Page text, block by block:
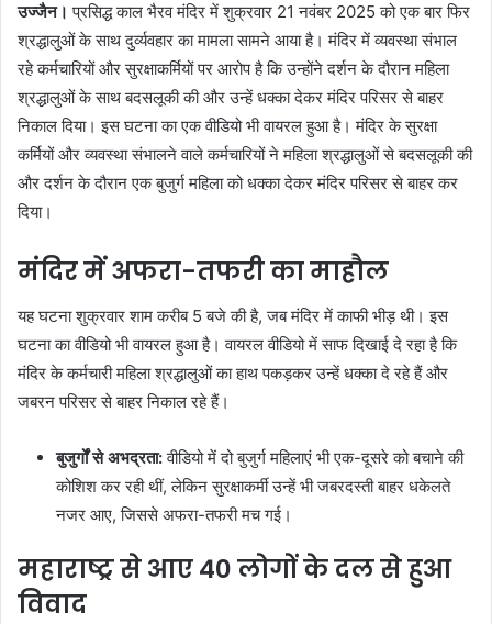
उज्जैन। प्रसिद्ध काल भैरव मंदिर में शुक्रवार 21 नवंबर 2025 को एक बार फिर
श्रद्धालुओं के साथ दुर्व्यवहार का मामला सामने आया है। मंदिर में व्यवस्था संभाल
रहे कर्मचारियों और सुरक्षाकर्मियों पर आरोप है कि उन्होंने दर्शन के दौरान महिला
श्रद्धालुओं के साथ बदसलूकी की और उन्हें धक्का देकर मंदिर परिसर से बाहर
निकाल दिया। इस घटना का एक वीडियो भी वायरल हुआ है। मंदिर के सुरक्षा
कर्मियों और व्यवस्था संभालने वाले कर्मचारियों ने महिला श्रद्धालुओं से बदसलूकी की
और दर्शन के दौरान एक बुजुर्ग महिला को धक्का देकर मंदिर परिसर से बाहर कर
दिया।
मंदिर में अफरा-तफरी का माहौल
यह घटना शुक्रवार शाम करीब 5 बजे की है, जब मंदिर में काफी भीड़ थी। इस
घटना का वीडियो भी वायरल हुआ है। वायरल वीडियो में साफ दिखाई दे रहा है कि
मंदिर के कर्मचारी महिला श्रद्धालुओं का हाथ पकड़कर उन्हें धक्का दे रहे हैं और
जबरन परिसर से बाहर निकाल रहे हैं।
बुजुर्गों से अभद्रता:वीडियो में दो बुजुर्ग महिलाएं भी एक-दूसरे को बचाने की
कोशिश कर रही थीं, लेकिन सुरक्षाकर्मी उन्हें भी जबरदस्ती बाहर धकेलते
नजर आए, जिससे अफरा-तफरी मच गई।
महाराष्ट्र से आए 40 लोगों के दल से हुआ
विवाद